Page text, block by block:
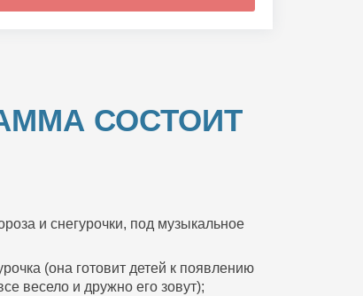
СОСТОИТ
и снегурочки, под музыкальное
(она готовит детей к появлению
весело и дружно его зовут);